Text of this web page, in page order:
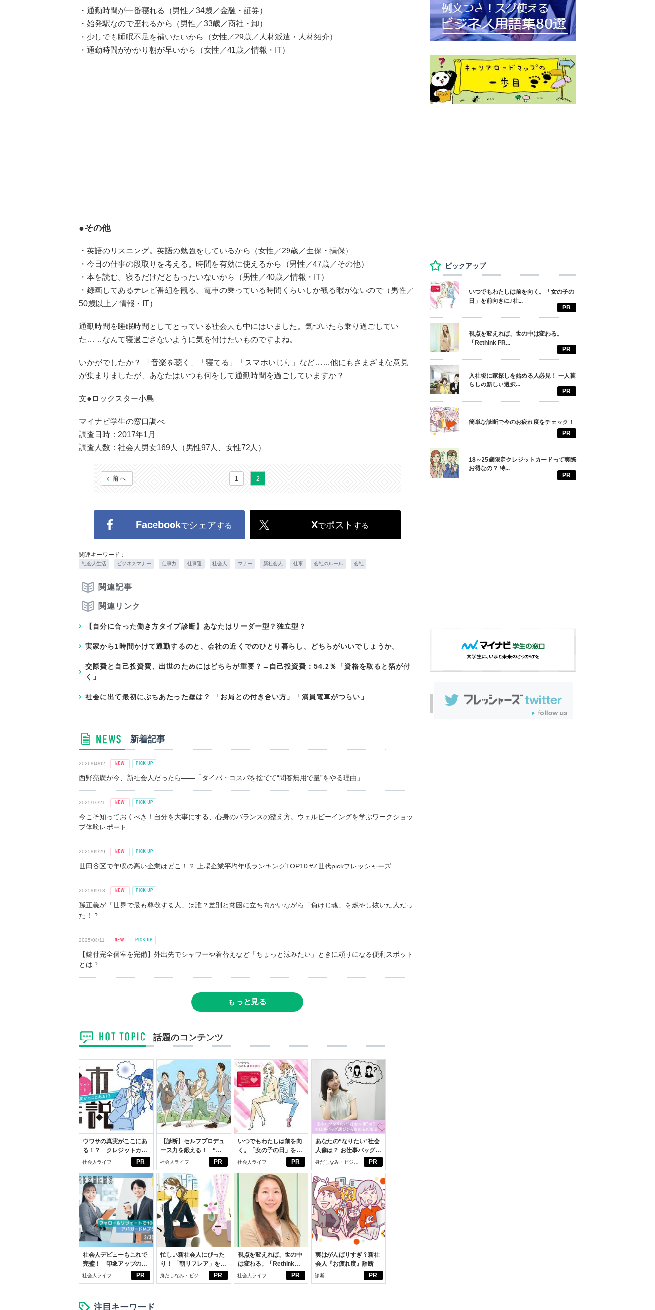
・通勤時間が一番寝れる（男性／34歳／金融・証券）
・始発駅なので座れるから（男性／33歳／商社・卸）
・少しでも睡眠不足を補いたいから（女性／29歳／人材派遣・人材紹介）
・通勤時間がかかり朝が早いから（女性／41歳／情報・IT）
●その他
・英語のリスニング。英語の勉強をしているから（女性／29歳／生保・損保）
・今日の仕事の段取りを考える。時間を有効に使えるから（男性／47歳／その他）
・本を読む。寝るだけだともったいないから（男性／40歳／情報・IT）
・録画してあるテレビ番組を観る。電車の乗っている時間くらいしか観る暇がないので（男性／
50歳以上／情報・IT）
通勤時間を睡眠時間としてとっている社会人も中にはいました。気づいたら乗り過ごしてい
た……なんて寝過ごさないように気を付けたいものですよね。
いかがでしたか？ 「音楽を聴く」「寝てる」「スマホいじり」など……他にもさまざまな意見
が集まりましたが、あなたはいつも何をして通勤時間を過ごしていますか？
文●ロックスター小島
マイナビ学生の窓口調べ
調査日時：2017年1月
調査人数：社会人男女169人（男性97人、女性72人）
前へ 1 2
Facebookでシェアする Xでポスト する
関連キーワード：
社会人生活 ビジネスマナー 仕事力 仕事運 社会人 マナー 新社会人 仕事 会社のルール 会社
関連記事
関連リンク
【自分に合った働き方タイプ診断】あなたはリーダー型？独立型？
実家から1時間かけて通勤するのと、会社の近くでのひとり暮らし。どちらがいいでしょうか。
交際費と自己投資費、出世のためにはどちらが重要？→自己投資費：54.2％「資格を取ると箔が付
く」
社会に出て最初にぶちあたった壁は？ 「お局との付き合い方」「満員電車がつらい」
新着記事
2026/04/02
西野亮廣が今、新社会人だったら――「タイパ・コスパを捨てて“問答無用で量”をやる理由」
2025/10/21
今こそ知っておくべき！自分を大事にする、心身のバランスの整え方。ウェルビーイングを学ぶワークショッ
プ体験レポート
2025/09/29
世田谷区で年収の高い企業はどこ！？ 上場企業平均年収ランキングTOP10 #Z世代pickフレッシャーズ
2025/09/13
孫正義が「世界で最も尊敬する人」は誰？差別と貧困に立ち向かいながら「負けじ魂」を燃やし抜いた人だっ
た！？
2025/08/11
【鍵付完全個室を完備】外出先でシャワーや着替えなど「ちょっと涼みたい」ときに頼りになる便利スポット
とは？
もっと見る
話題のコンテンツ
PR
ウワサの真実がここにあ
る！？ クレジットカー
ドの都市伝説
社会人ライフ PR
【診断】セルフプロデュ
ース力を鍛える！ “ジ
ブン観”診断
社会人ライフ PR
いつでもわたしは前を向
く。「女の子の日」を前
向きに♪社会人エリ・大
社会人ライフ PR
あなたの“なりたい”社会
人像は？ お仕事バッグ選
びから始める新生活
身だしなみ・ビジネ
スアイテム
PR
社会人デビューもこれで
完璧！ 印象アップのセ
ルフプロデュース術
社会人ライフ PR
忙しい新社会人にぴった
り！ 「朝リフレア」をは
じめよう。しっかりニオ
イケアして24時間快適。
身だしなみ・ビジネ
スアイテム
PR
視点を変えれば、世の中
は変わる。「Rethink
PROJECT」がつたえた
社会人ライフ PR
実はがんばりすぎ？新社
会人『お疲れ度』診断
診断
注目キーワード
ピックアップ
いつでもわたしは前を向く。「女の子の
日」を前向きに♪社...
PR
視点を変えれば、世の中は変わる。
「Rethink PR...
PR
入社後に家探しを始める人必見！ 一人暮
らしの新しい選択...
PR
簡単な診断で今のお疲れ度をチェック！
PR
18～25歳限定クレジットカードって実際
お得なの？ 特...
PR